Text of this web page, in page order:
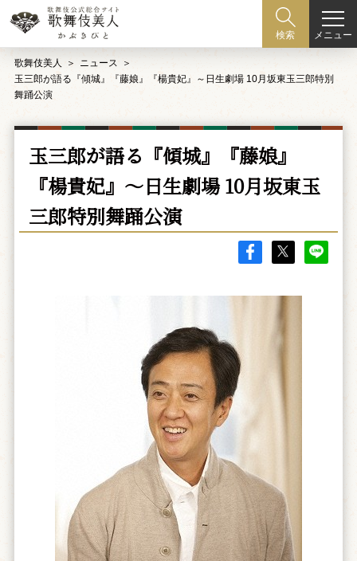
検索 メニュー
歌舞伎美人
ニュース
玉三郎が語る『傾城』『藤娘』『楊貴妃』～日生劇場 10月坂東玉三郎特別
舞踊公演
玉三郎が語る『傾城』『藤娘』
『楊貴妃』～日生劇場 10月坂東玉
三郎特別舞踊公演